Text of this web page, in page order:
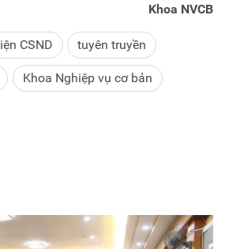
Khoa NVCB
CSND tuyên truyền
Khoa Nghiệp vụ cơ bản